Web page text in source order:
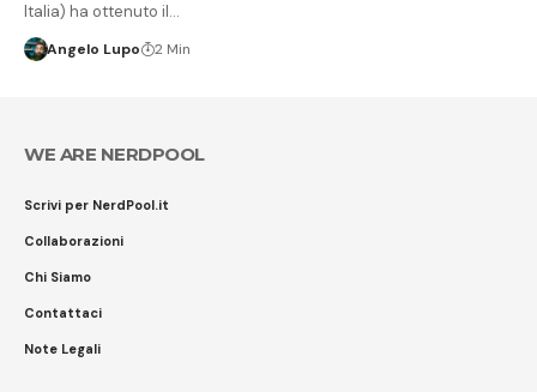
Italia) ha ottenuto il…
Angelo Lupo 2 Min
WE ARE NERDPOOL
Scrivi per NerdPool.it
Collaborazioni
Chi Siamo
Contattaci
Note Legali